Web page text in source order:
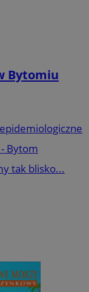
Bytomiu
Bytom
tak blisko...